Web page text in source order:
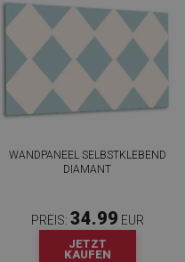
WANDPANEEL SELBSTKLEBEND
DIAMANT
PREIS: 34.99 EUR
JETZT
KAUFEN